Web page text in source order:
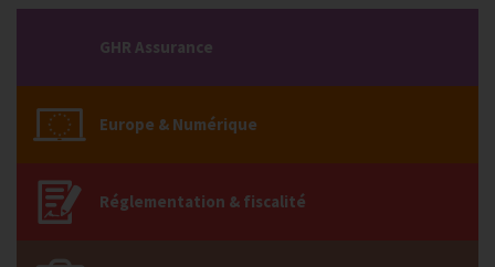
GHR Assurance
Europe & Numérique
Réglementation & fiscalité